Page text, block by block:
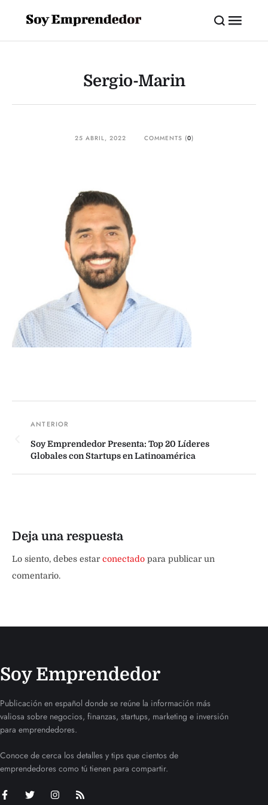
Sergio-Marin
25 ABRIL, 2022 COMMENTS (0)
Soy Emprendedor Presenta: Top 20 Líderes
Globales con Startups en Latinoamérica
Deja una respuesta
Lo siento, debes estarconectado para publicar un
comentario.
Soy Emprendedor
Publicación en español donde se reúne la información más
valiosa sobre negocios, finanzas, startups, marketing e inversión
para emprendedores.
Conoce de cerca los detalles y tips que cientos de
emprendedores como tú tienen para compartir.